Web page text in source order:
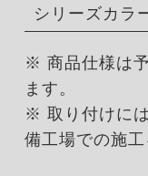
シリーズカラ
※ 商品仕様は
ます。
※ 取り付けに
備工場での施工